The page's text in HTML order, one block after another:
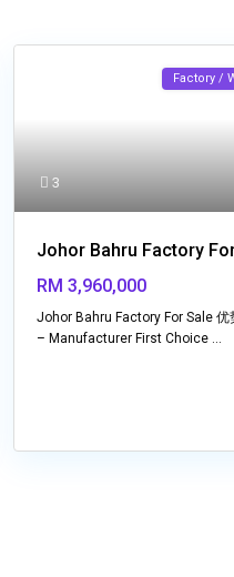
3
Factory /
Johor Bahru Factory
RM 3,960,000
Johor Bahru Factory For Sale
– Manufacturer First Choice ...